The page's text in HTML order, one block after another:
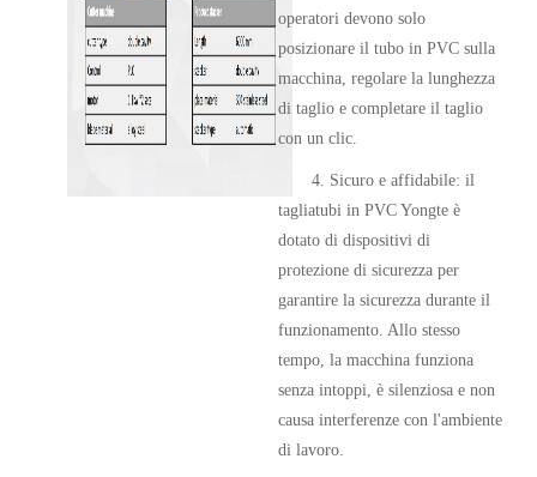
operatori devono solo
posizionare il tubo in PVC sulla
macchina, regolare la lunghezza
di taglio e completare il taglio
con un clic.
4. Sicuro e affidabile: il
tagliatubi in PVC Yongte è
dotato di dispositivi di
protezione di sicurezza per
garantire la sicurezza durante il
funzionamento. Allo stesso
tempo, la macchina funziona
senza intoppi, è silenziosa e non
causa interferenze con l'ambiente
di lavoro.